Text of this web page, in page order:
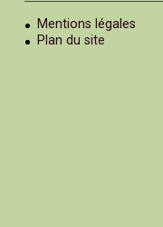
Mentions légales
Plan du site